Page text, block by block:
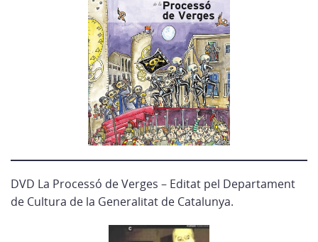
DVD La Processó de Verges – Editat pel Departament
de Cultura de la Generalitat de Catalunya.